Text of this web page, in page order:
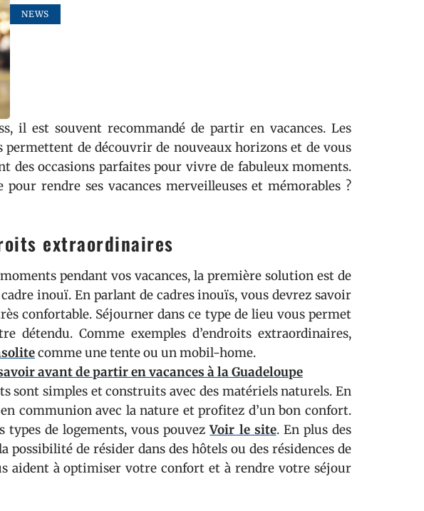
NEWS
il est souvent recommandé de partir en vacances. Les
permettent de découvrir de nouveaux horizons et de vous
des occasions parfaites pour vivre de fabuleux moments.
rendre ses vacances merveilleuses et mémorables ?
extraordinaires
pendant vos vacances, la première solution est de
inouï. En parlant de cadres inouïs, vous devrez savoir
confortable. Séjourner dans ce type de lieu vous permet
détendu. Comme exemples d’endroits extraordinaires,
comme une tente ou un mobil-home.
avant de partir en vacances à la Guadeloupe
sont simples et construits avec des matériels naturels. En
communion avec la nature et profitez d’un bon confort.
types de logements, vous pouvezVoir le site. En plus des
possibilité de résider dans des hôtels ou des résidences de
aident à optimiser votre confort et à rendre votre séjour